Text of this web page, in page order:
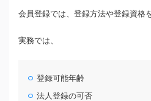
会員登録では、登録方法や登録資格
実務では、
登録可能年齢
法人登録の可否